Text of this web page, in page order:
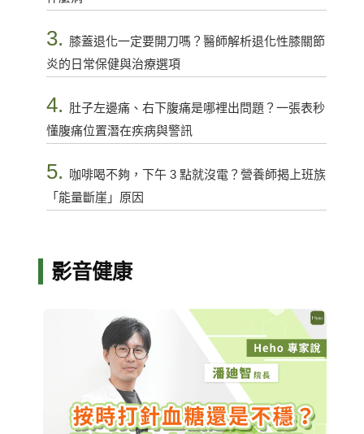
3. 膝蓋退化一定要開刀嗎？醫師解析退化性膝關節
炎的日常保健與治療選項
4. 肚子左邊痛、右下腹痛是哪裡出問題？一張表秒
懂腹痛位置潛在疾病與警訊
5.
咖啡喝不夠，下午 3 點就沒電？營養師揭上班族
「能量斷崖」原因
影音健康